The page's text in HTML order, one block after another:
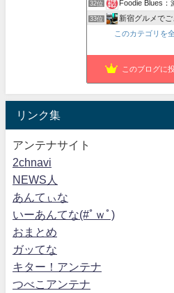
32位 Foodie Blues：
33位 新宿グルメで
紅子のセレブな
このカテゴリを
このブログに
リンク集
アンテナサイト
2chnavi
NEWS人
あんてぃな
いーあんてな(#ﾟｗﾟ)
おまとめ
ガッてな
キター！アンテナ
つべこアンテナ